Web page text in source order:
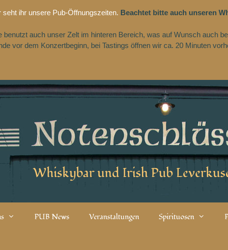
seht ihr unsere Pub-Öffnungszeiten. Beachtet bitte auch unseren
benutzt auch unser Zelt im hinteren Bereich, was auf Wunsch auch
vor dem Konzertbeginn, bei Tastings öffnen wir ca. 20 Minuten
Whiskybar und Irish Pub
PUB News Veranstaltungen Spirituosen